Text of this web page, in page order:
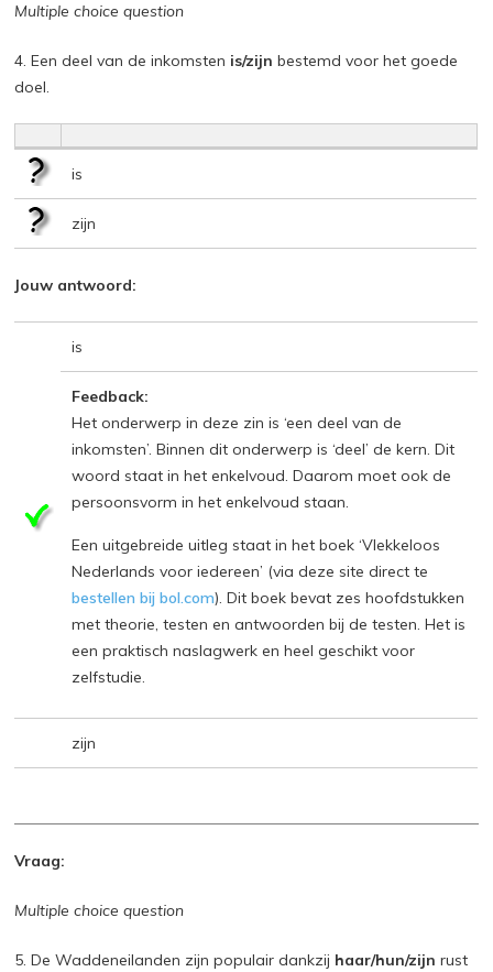
Multiple choice question
4. Een deel van de inkomsten is/zijn bestemd voor het goede
doel.
is
zijn
Jouw antwoord:
is
Feedback:
Het onderwerp in deze zin is ‘een deel van de
inkomsten’. Binnen dit onderwerp is ‘deel’ de kern. Dit
woord staat in het enkelvoud. Daarom moet ook de
persoonsvorm in het enkelvoud staan.
Een uitgebreide uitleg staat in het boek ‘Vlekkeloos
Nederlands voor iedereen’ (via deze site direct te
bestellen bij bol.com). Dit boek bevat zes hoofdstukken
met theorie, testen en antwoorden bij de testen. Het is
een praktisch naslagwerk en heel geschikt voor
zelfstudie.
zijn
Vraag:
Multiple choice question
5. De Waddeneilanden zijn populair dankzij haar/hun/zijn rust